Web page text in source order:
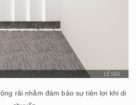
rãi nhằm đảm bảo sự tiện lợi khi di